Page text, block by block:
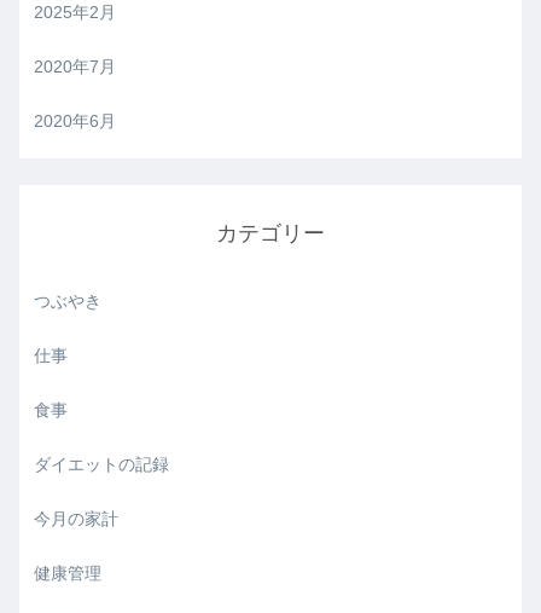
2025年2月
2020年7月
2020年6月
カテゴリー
つぶやき
仕事
食事
ダイエットの記録
今月の家計
健康管理